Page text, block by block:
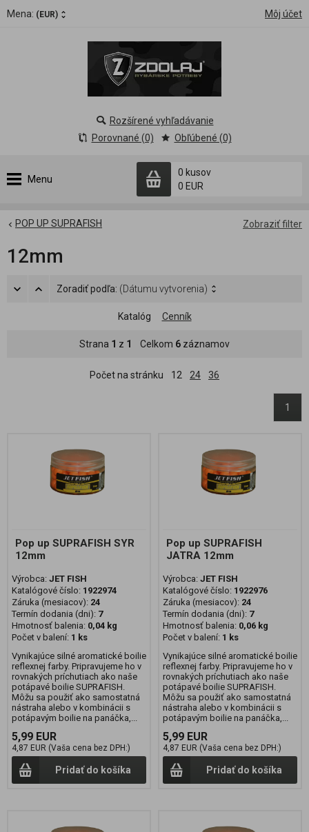
Mena: (EUR) Môj účet
Menu
0 kusov
0 EUR
Rozšírené vyhľadávanie
Porovnané (0)
Obľúbené (0)
Zobraziť filter
POP UP SUPRAFISH
12mm
Zoradiť podľa: (Dátumu vytvorenia)
Katalóg Cenník
Strana 1 z 1 Celkom 6 záznamov
Počet na stránku 12 24 36
1
Pop up SUPRAFISH SYR
12mm
Výrobca: JET FISH
Katalógové číslo: 1922974
Záruka (mesiacov): 24
Termín dodania (dni): 7
Hmotnosť balenia: 0,04 kg
Počet v balení: 1 ks
Vynikajúce silné aromatické boilie
reflexnej farby. Pripravujeme ho v
rovnakých príchutiach ako naše
potápavé boilie SUPRAFISH.
Môžu sa použiť ako samostatná
nástraha alebo v kombinácii s
potápavým boilie na panáčka,...
5,99 EUR
4,87 EUR (Vaša cena bez DPH:)
Pridať do košíka
Pop up SUPRAFISH
JATRA 12mm
Výrobca: JET FISH
Katalógové číslo: 1922976
Záruka (mesiacov): 24
Termín dodania (dni): 7
Hmotnosť balenia: 0,06 kg
Počet v balení: 1 ks
Vynikajúce silné aromatické boilie
reflexnej farby. Pripravujeme ho v
rovnakých príchutiach ako naše
potápavé boilie SUPRAFISH.
Môžu sa použiť ako samostatná
nástraha alebo v kombinácii s
potápavým boilie na panáčka,...
5,99 EUR
4,87 EUR (Vaša cena bez DPH:)
Pridať do košíka